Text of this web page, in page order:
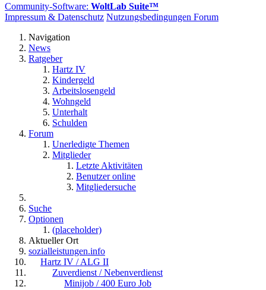
Community-Software: WoltLab Suite™
Impressum & Datenschutz Nutzungsbedingungen Forum
Navigation
News
Ratgeber
Hartz IV
Kindergeld
Arbeitslosengeld
Wohngeld
Unterhalt
Schulden
Forum
Unerledigte Themen
Mitglieder
Letzte Aktivitäten
Benutzer online
Mitgliedersuche
Suche
Optionen
(placeholder)
Aktueller Ort
sozialleistungen.info
Hartz IV / ALG II
Zuverdienst / Nebenverdienst
Minijob / 400 Euro Job